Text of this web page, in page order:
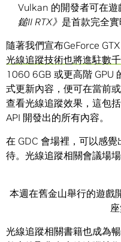
Vulkan 的開發者可在遊
鎚II RTX》 是首款完全實
隨著我們宣布GeForce
光線追蹤技術也將進駐數
1060 6GB 或更高階 GPU
式更新內容，便可在當前
查看光線追蹤效果，這包
API 開發出的所有內容。
在 GDC 會場裡，可以感
待。光線追蹤相關會議場
本週在舊金山舉行的遊戲
光線追蹤相關書籍也成為